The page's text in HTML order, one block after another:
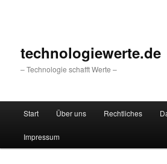
technologiewerte.de
– Technologie schafft Werte –
Start Über uns Rechtliches
Impressum